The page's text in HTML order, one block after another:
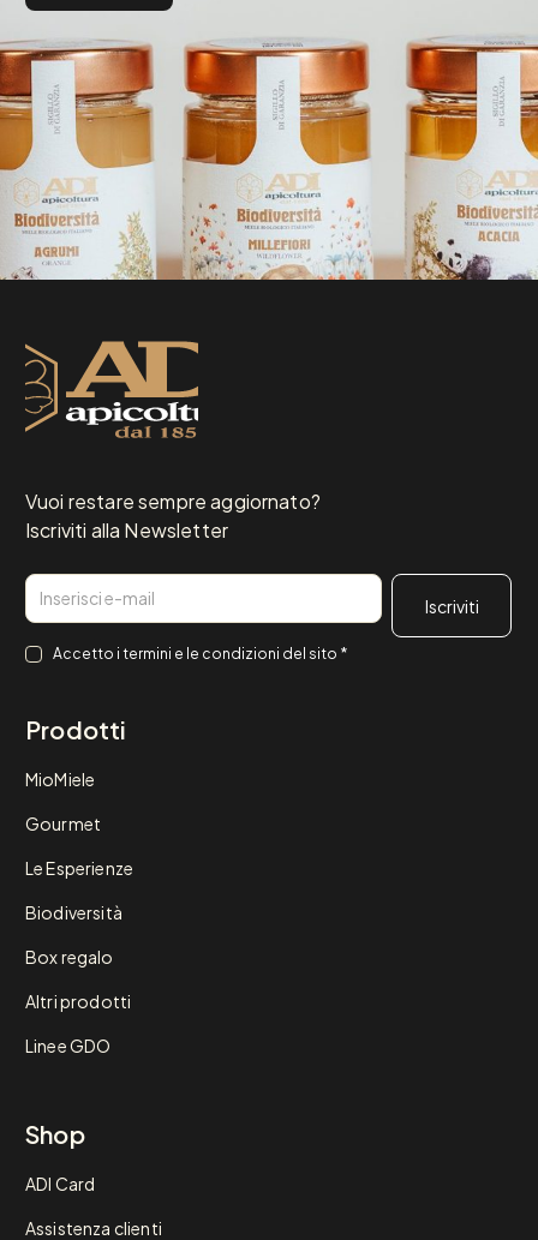
Vuoi restare sempre aggiornato?
Iscriviti alla Newsletter
Email
Consenso
Accetto i termini e le condizioni del sito *
Prodotti
MioMiele
Gourmet
Le Esperienze
Biodiversità
Box regalo
Altri prodotti
Linee GDO
Shop
ADI Card
Assistenza clienti